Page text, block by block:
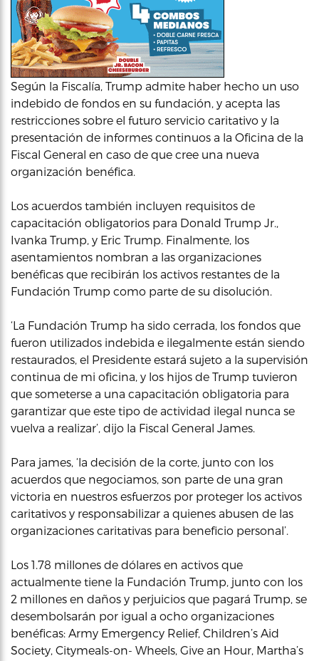
Según la Fiscalía, Trump admite haber hecho un uso
indebido de fondos en su fundación, y acepta las
restricciones sobre el futuro servicio caritativo y la
presentación de informes continuos a la Oficina de la
Fiscal General en caso de que cree una nueva
organización benéfica.
Los acuerdos también incluyen requisitos de
capacitación obligatorios para Donald Trump Jr.,
Ivanka Trump, y Eric Trump. Finalmente, los
asentamientos nombran a las organizaciones
benéficas que recibirán los activos restantes de la
Fundación Trump como parte de su disolución.
‘La Fundación Trump ha sido cerrada, los fondos que
fueron utilizados indebida e ilegalmente están siendo
restaurados, el Presidente estará sujeto a la supervisión
continua de mi oficina, y los hijos de Trump tuvieron
que someterse a una capacitación obligatoria para
garantizar que este tipo de actividad ilegal nunca se
vuelva a realizar’, dijo la Fiscal General James.
Para james, ‘la decisión de la corte, junto con los
acuerdos que negociamos, son parte de una gran
victoria en nuestros esfuerzos por proteger los activos
caritativos y responsabilizar a quienes abusen de las
organizaciones caritativas para beneficio personal’.
Los 1.78 millones de dólares en activos que
actualmente tiene la Fundación Trump, junto con los
2 millones en daños y perjuicios que pagará Trump, se
desembolsarán por igual a ocho organizaciones
benéficas: Army Emergency Relief, Children’s Aid
Society, Citymeals-on- Wheels, Give an Hour, Martha’s